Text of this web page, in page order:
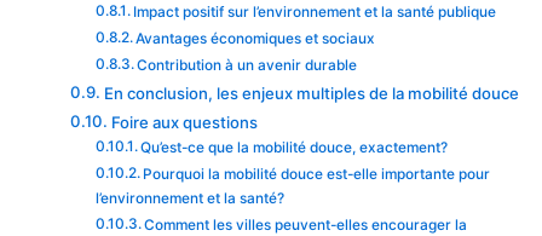
Impact positif sur l’environnement et la santé publique
Avantages économiques et sociaux
Contribution à un avenir durable
En conclusion, les enjeux multiples de la mobilité douce
Foire aux questions
Qu’est-ce que la mobilité douce, exactement?
Pourquoi la mobilité douce est-elle importante pour
l’environnement et la santé?
Comment les villes peuvent-elles encourager la